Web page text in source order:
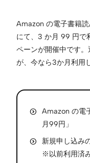
Amazon の電子書籍
にて、3 か月 99 円で
ペーンが開催中です
が、今なら3か月利用
Amazon の電
月99円」
新規申し込み
※以前利用済